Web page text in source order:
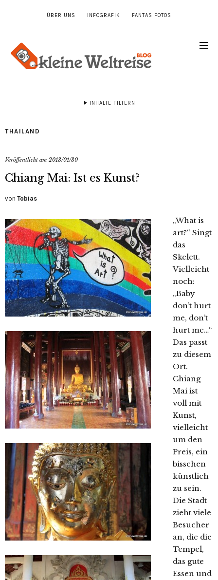
ÜBER UNS INFOGRAFIK FANTAS FOTOS
INHALTE FILTERN
THAILAND
Veröffentlicht am 2013/01/30
Chiang Mai: Ist es Kunst?
von Tobias
„What is
art?“ Singt
das
Skelett.
Vielleicht
noch:
„Baby
don’t hurt
me, don’t
hurt me…“
Das passt
zu diesem
Ort.
Chiang
Mai ist
voll mit
Kunst,
vielleicht
um den
Preis, ein
bisschen
künstlich
zu sein.
Die Stadt
zieht viele
Besucher
an, die die
Tempel,
das gute
Essen und